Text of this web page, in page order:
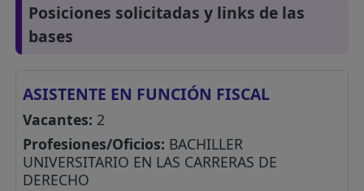
Posiciones solicitadas y links de las
bases
ASISTENTE EN FUNCIÓN FISCAL
Vacantes: 2
Profesiones/Oficios: BACHILLER
UNIVERSITARIO EN LAS CARRERAS DE
DERECHO